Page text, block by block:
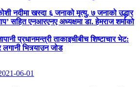
नदीमा खस्दा ६ जनाको मृत्यु, ७ जनाको उद्धार
सहित एनआरएनए अध्यक्षमा डा. हेमराज शर्माको
प्रधानमन्त्री ताकाइचीबीच शिष्टाचार भेट:
भित्र्याउन जोड